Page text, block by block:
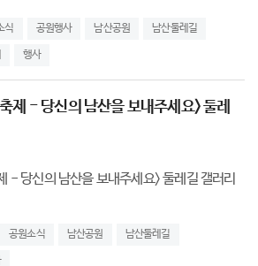
식 공원행사 남산공원 남산둘레길
행사
제 - 당신의 남산을 보내주세요> 둘레
- 당신의 남산을 보내주세요> 둘레길 갤러리
공원소식 남산공원 남산둘레길